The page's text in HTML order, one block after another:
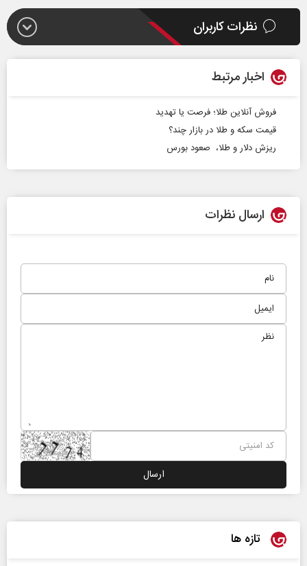
نظرات کاربران
اخبار مرتبط
فروش آنلاین طلا؛ فرصت یا تهدید
قیمت سکه و طلا در بازار چند؟
ریزش دلار و طلا، صعود بورس
ارسال نظرات
تازه ها